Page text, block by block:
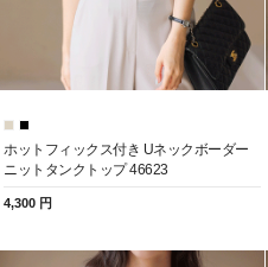
ホットフィックス付き Uネックボーダー
ニットタンクトップ 46623
4,300 円